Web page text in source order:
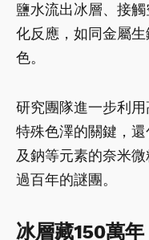
鹽水流出冰層、接
化反應，如同金屬
色。
研究團隊進一步利
特殊色澤的關鍵，
及鈉等元素的奈米
過百年的謎團。
冰層藏150萬年